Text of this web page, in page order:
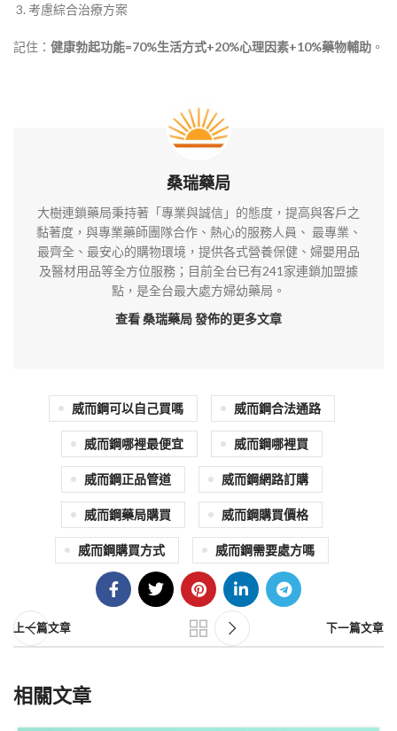
考慮綜合治療方案
記住：​ 健康勃起功能=70%生活方式+20%心理因素+10%藥物輔助 。
桑瑞藥局
大樹連鎖藥局秉持著「專業與誠信」的態度，提高與客戶之
黏著度，與專業藥師團隊合作、熱心的服務人員、 最專業、
最齊全、最安心的購物環境，提供各式營養保健、婦嬰用品
及醫材用品等全方位服務；目前全台已有241家連鎖加盟據
點，是全台最大處方婦幼藥局。
查看 桑瑞藥局發佈的更多文章
威而鋼可以自己買嗎 威而鋼合法通路
威而鋼哪裡最便宜 威而鋼哪裡買
威而鋼正品管道 威而鋼網路訂購
威而鋼藥局購買 威而鋼購買價格
威而鋼購買方式 威而鋼需要處方嗎
上一篇文章 下一篇文章
相關文章